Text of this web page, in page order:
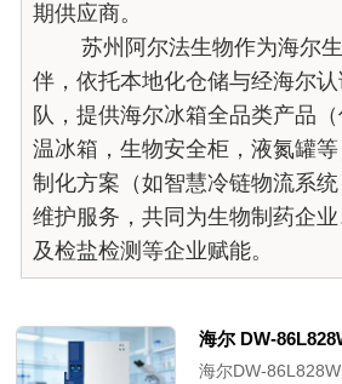
期供应商。
苏州阿尔法生物作为海尔
伴，依托本地化仓储与经海尔
队，提供海尔冰箱全品类产品
温冰箱，生物安全柜，液氮罐
制化方案（如智慧冷链物流系
维护服务，共同为生物制药企
及检盐检测等企业赋能。
海尔DW-